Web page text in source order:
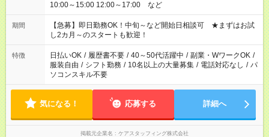
10:00～15:00 12:00～17:00 など
期間
【急募】即日勤務OK！中旬～など開始日相談可 ★まずはお試
し2カ月～のスタートも歓迎！
特徴 日払いOK / 履歴書不要 / 40～50代活躍中 / 副業・WワークOK /
服装自由 / シフト勤務 / 10名以上の大量募集 / 電話対応なし / パ
ソコンスキル不要
気になる！ 応募する 詳細へ
掲載元企業名 ケアスタッフィング株式会社